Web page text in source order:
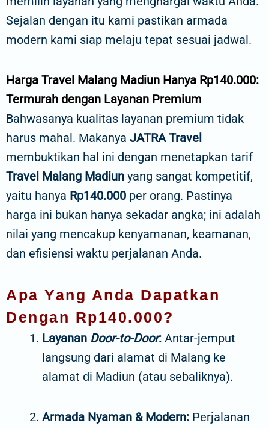
Sejalan dengan itu kami pastikan armada
modern kami siap melaju tepat sesuai jadwal.
Harga Travel Malang Madiun Hanya Rp140.000:
Termurah dengan Layanan Premium
Bahwasanya kualitas layanan premium tidak
harus mahal. Makanya JATRA Travel
membuktikan hal ini dengan menetapkan tarif
Travel Malang Madiun yang sangat kompetitif,
yaitu hanya Rp140.000 per orang. Pastinya
harga ini bukan hanya sekadar angka; ini adalah
nilai yang mencakup kenyamanan, keamanan,
dan efisiensi waktu perjalanan Anda.
Apa Yang Anda Dapatkan
Dengan Rp140.000?
Layanan Door-to-Door: Antar-jemput
langsung dari alamat di Malang ke
alamat di Madiun (atau sebaliknya).
Armada Nyaman & Modern: Perjalanan